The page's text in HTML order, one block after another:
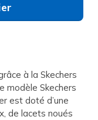
à la Skechers
modèle Skechers
est doté d’une
de lacets noués